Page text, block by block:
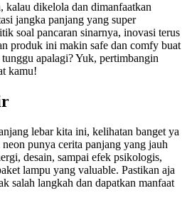
kalau dikelola dan dimanfaatkan
jangka panjang yang super
soal pancaran sinarnya, inovasi terus
produk ini makin safe dan comfy buat
apalagi? Yuk, pertimbangin
kamu!
lebar kita ini, kelihatan banget ya
punya cerita panjang yang jauh
desain, sampai efek psikologis,
lampu yang valuable. Pastikan aja
salah langkah dan dapatkan manfaat